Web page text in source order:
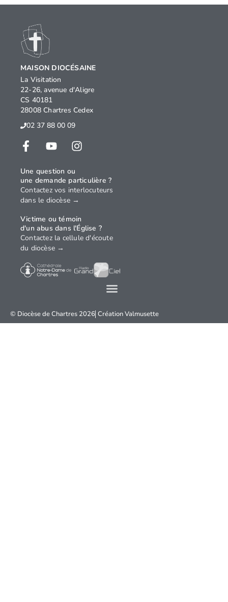
© Diocèse de Chartres 2026 CréationValmusette
MAISON DIOCÉSAINE
La Visitation
22-26, avenue d'Aligre
CS 40181
28008 Chartres Cedex
02 37 88 00 09
Une question ou
une demande particulière ?
Contactez vos interlocuteurs
dans le diocèse →
Victime ou témoin
d'un abus dans l'Église ?
Contactez la cellule d'écoute
du diocèse →